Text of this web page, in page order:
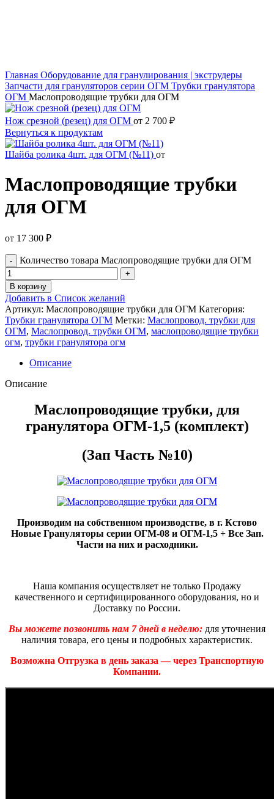
Главная Оборудование для гранулирования | экструдеры
Запчасти для грануляторов серии ОГМ Трубки гранулятора
ОГМ Маслопроводящие трубки для ОГМ
Нож срезной (резец) для ОГМ от 2 700 ₽
Вернуться к продуктам
Шайба ролика 4шт. для ОГМ (№11) от
Маслопроводящие трубки
для ОГМ
от 17 300 ₽
Количество товара Маслопроводящие трубки для ОГМ
В корзину
Добавить в Список желаний
Артикул: Маслопроводящие трубки для ОГМ Категория:
Трубки гранулятора ОГМ Метки: Маслопровод. трубки для
ОГМ, Маслопровод. трубки ОГМ, маслопроводящие трубки
огм, трубки гранулятора огм
Описание
Описание
Маслопроводящие трубки, для
гранулятора ОГМ-1,5 (комплект)
(Зап Часть №10)
Производим на собственном производстве, в г. Кстово
Новые Грануляторы серии ОГМ-08 и ОГМ-1,5 + Все Зап.
Части на них и расходники.
Наша компания осуществляет не только Продажу
качественного и сертифицированного оборудования, но и
Доставку по России.
Вы можете позвонить нам 7 дней в неделю: для уточнения
наличия товара, его цены и подробных характеристик.
Возможна Отгрузка в день заказа — через Транспортную
Компании.